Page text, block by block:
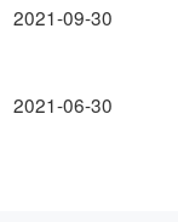
2021-09-30
2021-06-30